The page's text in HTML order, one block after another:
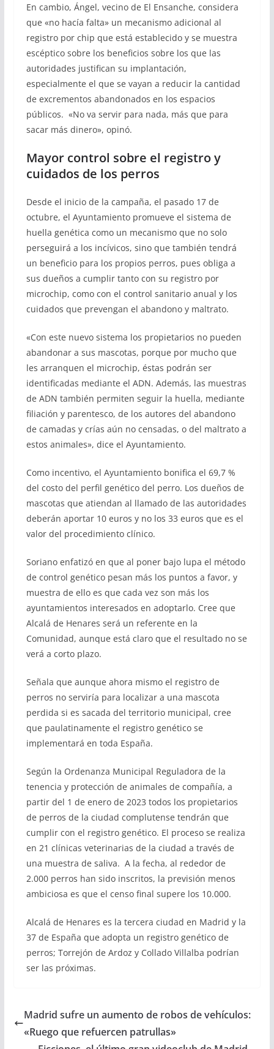
En cambio, Ángel, vecino de El Ensanche, considera
que «no hacía falta» un mecanismo adicional al
registro por chip que está establecido y se muestra
escéptico sobre los beneficios sobre los que las
autoridades justifican su implantación,
especialmente el que se vayan a reducir la cantidad
de excrementos abandonados en los espacios
públicos. «No va servir para nada, más que para
sacar más dinero», opinó.
Mayor control sobre el registro y
cuidados de los perros
Desde el inicio de la campaña, el pasado 17 de
octubre, el Ayuntamiento promueve el sistema de
huella genética como un mecanismo que no solo
perseguirá a los incívicos, sino que también tendrá
un beneficio para los propios perros, pues obliga a
sus dueños a cumplir tanto con su registro por
microchip, como con el control sanitario anual y los
cuidados que prevengan el abandono y maltrato.
«Con este nuevo sistema los propietarios no pueden
abandonar a sus mascotas, porque por mucho que
les arranquen el microchip, éstas podrán ser
identificadas mediante el ADN. Además, las muestras
de ADN también permiten seguir la huella, mediante
filiación y parentesco, de los autores del abandono
de camadas y crías aún no censadas, o del maltrato a
estos animales», dice el Ayuntamiento.
Como incentivo, el Ayuntamiento bonifica el 69,7 %
del costo del perfil genético del perro. Los dueños de
mascotas que atiendan al llamado de las autoridades
deberán aportar 10 euros y no los 33 euros que es el
valor del procedimiento clínico.
Soriano enfatizó en que al poner bajo lupa el método
de control genético pesan más los puntos a favor, y
muestra de ello es que cada vez son más los
ayuntamientos interesados en adoptarlo. Cree que
Alcalá de Henares será un referente en la
Comunidad, aunque está claro que el resultado no se
verá a corto plazo.
Señala que aunque ahora mismo el registro de
perros no serviría para localizar a una mascota
perdida si es sacada del territorio municipal, cree
que paulatinamente el registro genético se
implementará en toda España.
Según la Ordenanza Municipal Reguladora de la
tenencia y protección de animales de compañía, a
partir del 1 de enero de 2023 todos los propietarios
de perros de la ciudad complutense tendrán que
cumplir con el registro genético. El proceso se realiza
en 21 clínicas veterinarias de la ciudad a través de
una muestra de saliva. A la fecha, al rededor de
2.000 perros han sido inscritos, la previsión menos
ambiciosa es que el censo final supere los 10.000.
Alcalá de Henares es la tercera ciudad en Madrid y la
37 de España que adopta un registro genético de
perros; Torrejón de Ardoz y Collado Villalba podrían
ser las próximas.
Madrid sufre un aumento de robos de vehículos:
«Ruego que refuercen patrullas»